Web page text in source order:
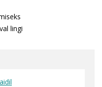
lingi